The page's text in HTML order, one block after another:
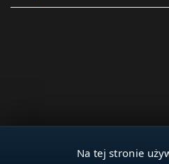
© 2026 Dla Studniarza
Na tej stronie